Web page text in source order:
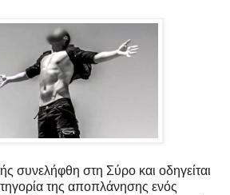
συνελήφθη στη Σύρο και οδηγείται
της αποπλάνησης ενός